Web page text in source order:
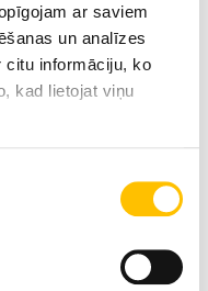
ar saviem
un analīzes
citu informāciju, ko
kad lietojat viņu